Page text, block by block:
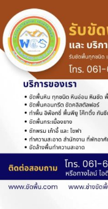
to
content
ขัดพื้
ขัดพื้นหินอ่อน